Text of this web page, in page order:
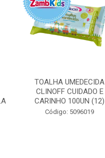
TOALHA UMEDECIDA
CLINOFF CUIDADO E
CARINHO 100UN (12)
Código: 5096019